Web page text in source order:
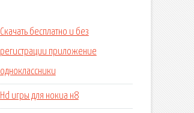
Скачать бесплатно и без
регистрации приложение
одноклассники
Hd игры для нокиа н8